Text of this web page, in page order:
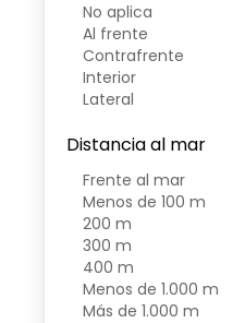
No aplica
Al frente
Contrafrente
Interior
Lateral
Distancia al mar
Frente al mar
Menos de 100 m
200 m
300 m
400 m
Menos de 1.000 m
Más de 1.000 m